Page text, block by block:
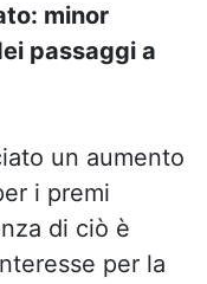
minor
passaggi a
un aumento
i premi
di ciò è
per la